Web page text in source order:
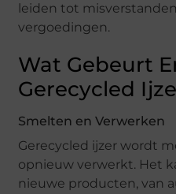
leiden tot
vergoedingen.
Wat Gebeurt
Gerecycled
Smelten en Verwerken
Gerecycled ijzer wordt
opnieuw verwerkt. Het
nieuwe producten, van